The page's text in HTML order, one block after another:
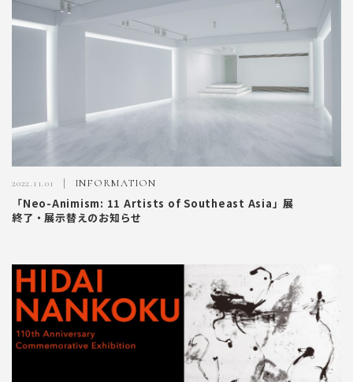
2022.11.01 INFORMATION
「Neo-Animism: 11 Artists of Southeast Asia」展
終了・展示替えのお知らせ